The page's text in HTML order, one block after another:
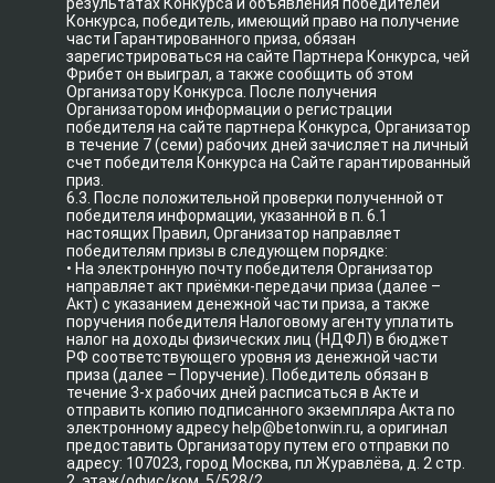
Конкурса, победитель, имеющий право на получение
части Гарантированного приза, обязан
зарегистрироваться на сайте Партнера Конкурса, чей
Фрибет он выиграл, а также сообщить об этом
Организатору Конкурса. После получения
Организатором информации о регистрации
победителя на сайте партнера Конкурса, Организатор
в течение 7 (семи) рабочих дней зачисляет на личный
счет победителя Конкурса на Сайте гарантированный
приз.
6.3. После положительной проверки полученной от
победителя информации, указанной в п. 6.1
настоящих Правил, Организатор направляет
победителям призы в следующем порядке:
• На электронную почту победителя Организатор
направляет акт приёмки-передачи приза (далее –
Акт) с указанием денежной части приза, а также
поручения победителя Налоговому агенту уплатить
налог на доходы физических лиц (НДФЛ) в бюджет
РФ соответствующего уровня из денежной части
приза (далее – Поручение). Победитель обязан в
течение 3-х рабочих дней расписаться в Акте и
отправить копию подписанного экземпляра Акта по
электронному адресу help@betonwin.ru, а оригинал
предоставить Организатору путем его отправки по
адресу: 107023, город Москва, пл Журавлёва, д. 2 стр.